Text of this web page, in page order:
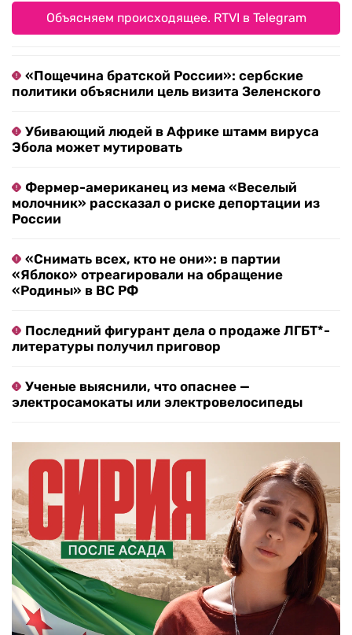
Объясняем происходящее. RTVI в Telegram
«Пощечина братской России»: сербские
политики объяснили цель визита Зеленского
Убивающий людей в Африке штамм вируса
Эбола может мутировать
Фермер-американец из мема «Веселый
молочник» рассказал о риске депортации из
России
«Снимать всех, кто не они»: в партии
«Яблоко» отреагировали на обращение
«Родины» в ВС РФ
Последний фигурант дела о продаже ЛГБТ*-
литературы получил приговор
Ученые выяснили, что опаснее —
электросамокаты или электровелосипеды